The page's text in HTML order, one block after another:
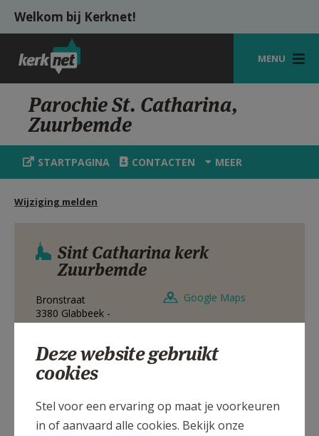
Overslaan en naar de inhoud gaan
Welkom bij Kerknet!
MENU
STARTPAGINA
KERK
VIERINGEN
HULP
MIJN PAROCHIE
AANMELDEN OF REGISTREREN
Parochie St. Catharina,
Zuurbemde
STARTPAGINA CONTACTEN MEER
Wijziging melden
Sint Catharina kerk
Zuurbemde
Bronstraat
3380 Glabbeek -
Zuurbemde
Google Maps
Bronstraat, 3380 Glabbeek - Zuurbemde
Deze website gebruikt
cookies
Stel voor een ervaring op maat je voorkeuren
in of aanvaard alle cookies. Bekijk onze